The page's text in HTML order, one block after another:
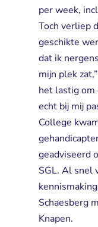
per week,
Toch verliep
geschikte
dat ik
mijn plek
het lastig om
echt bij mij
College
geadviseerd
SGL. Al snel
Schaesberg
Knapen.